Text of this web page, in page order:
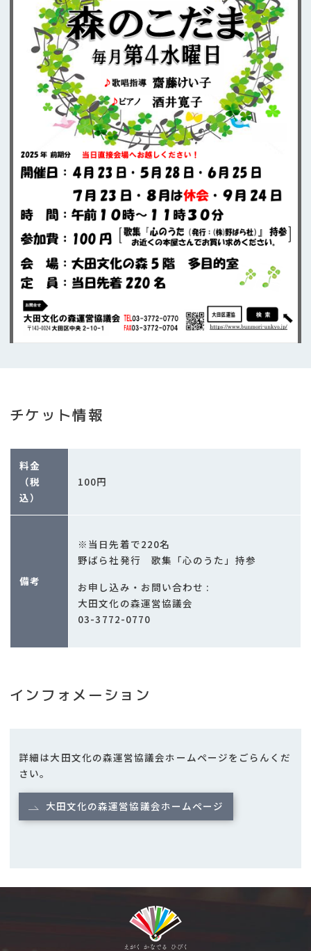
チケット情報
料金
（税
込）
100円
備考
※当日先着で220名
野ばら社発行 歌集「心のうた」持参
お申し込み・お問い合わせ :
大田文化の森運営協議会
03-3772-0770
インフォメーション
詳細は大田文化の森運営協議会ホームページをごらんくだ
さい。
大田文化の森運営協議会ホームページ